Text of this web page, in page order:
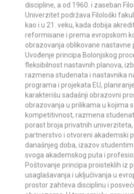
discipline, a od 1960. i zaseban
Univerzitet podržava Filološki
kao i u 21. veku, kada dobija
reformisane i prema evropskom
obrazovanja oblikovane nastavne
Uvođenje principa Bolonjskog
fleksibilnost nastavnih planova,
razmena studenata i nastavnika
programa i projekata EU,
karakterišu sadašnji obrazovni
obrazovanja u prilikama u kojima
kompetitivnost, razmena
porast broja privatnih
partnerstvo i otvoreni akademski
današnjeg doba, izazov
svoga akademskog puta i
Poštovanje principa proisteklih iz
usaglašavanja i uključivanja u
prostor zahteva disciplinu i